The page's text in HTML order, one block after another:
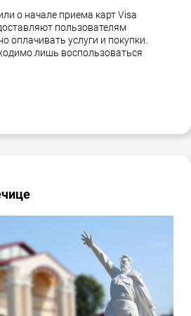
о начале приема карт Visa
пользователям
оплачивать услуги и покупки.
лишь воспользоваться